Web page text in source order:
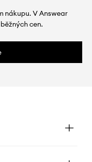
nákupu. V Answear
cen.